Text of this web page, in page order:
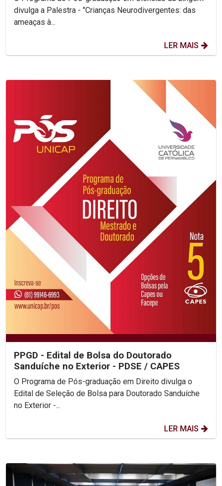
divulga a Palestra - "Crianças Neurodivergentes: das
ameaças à...
LER MAIS
PPGD - Edital de Bolsa do Doutorado
Sanduíche no Exterior - PDSE / CAPES
O Programa de Pós-graduação em Direito divulga o
Edital de Seleção de Bolsa para Doutorado Sanduíche
no Exterior -...
LER MAIS